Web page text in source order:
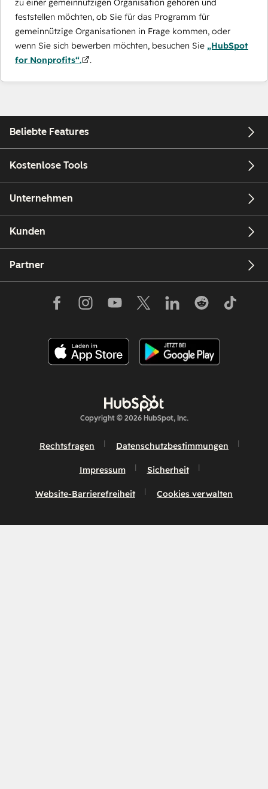
zu einer gemeinnützigen Organisation gehören und
feststellen möchten, ob Sie für das Programm für
gemeinnützige Organisationen in Frage kommen, oder
wenn Sie sich bewerben möchten, besuchen Sie „HubSpot
for Nonprofits“.
.
Beliebte Features
Kostenlose Tools
Unternehmen
Kunden
Partner
Copyright © 2026 HubSpot, Inc.
Rechtsfragen Datenschutzbestimmungen
Impressum Sicherheit
Website-Barrierefreiheit Cookies verwalten